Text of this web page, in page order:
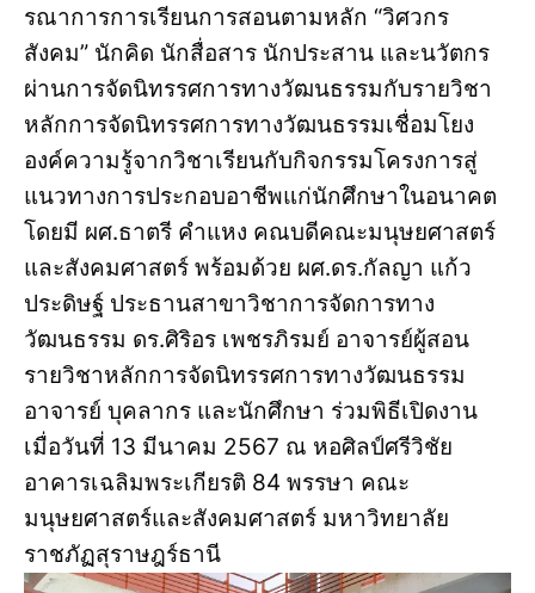
รณาการการเรียนการสอนตามหลัก “วิศวกร
สังคม” นักคิด นักสื่อสาร นักประสาน และนวัตกร
ผ่านการจัดนิทรรศการทางวัฒนธรรมกับรายวิชา
หลักการจัดนิทรรศการทางวัฒนธรรมเชื่อมโยง
องค์ความรู้จากวิชาเรียนกับกิจกรรมโครงการสู่
แนวทางการประกอบอาชีพแก่นักศึกษาในอนาคต
โดยมี ผศ.ธาตรี คำแหง คณบดีคณะมนุษยศาสตร์
และสังคมศาสตร์ พร้อมด้วย ผศ.ดร.กัลญา แก้ว
ประดิษฐ์ ประธานสาขาวิชาการจัดการทาง
วัฒนธรรม ดร.ศิริอร เพชรภิรมย์ อาจารย์ผู้สอน
รายวิชาหลักการจัดนิทรรศการทางวัฒนธรรม
อาจารย์ บุคลากร และนักศึกษา ร่วมพิธีเปิดงาน
เมื่อวันที่ 13 มีนาคม 2567 ณ หอศิลป์ศรีวิชัย
อาคารเฉลิมพระเกียรติ 84 พรรษา คณะ
มนุษยศาสตร์และสังคมศาสตร์ มหาวิทยาลัย
ราชภัฏสุราษฎร์ธานี